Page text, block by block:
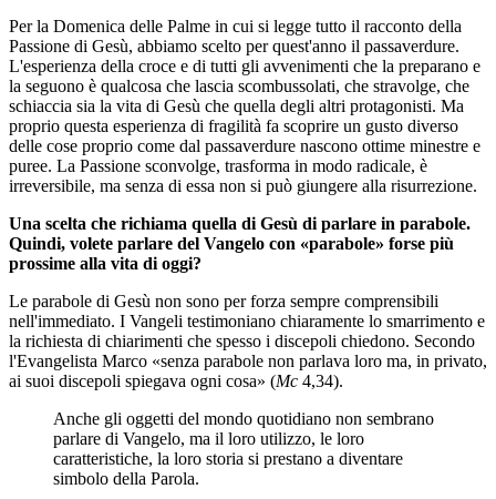
Per la Domenica delle Palme in cui si legge tutto il racconto della
Passione di Gesù, abbiamo scelto per quest'anno il passaverdure.
L'esperienza della croce e di tutti gli avvenimenti che la preparano e
la seguono è qualcosa che lascia scombussolati, che stravolge, che
schiaccia sia la vita di Gesù che quella degli altri protagonisti. Ma
proprio questa esperienza di fragilità fa scoprire un gusto diverso
delle cose proprio come dal passaverdure nascono ottime minestre e
puree. La Passione sconvolge, trasforma in modo radicale, è
irreversibile, ma senza di essa non si può giungere alla risurrezione.
Una scelta che richiama quella di Gesù di parlare in parabole.
Quindi, volete parlare del Vangelo con «parabole» forse più
prossime alla vita di oggi?
Le parabole di Gesù non sono per forza sempre comprensibili
nell'immediato. I Vangeli testimoniano chiaramente lo smarrimento e
la richiesta di chiarimenti che spesso i discepoli chiedono. Secondo
l'Evangelista Marco «senza parabole non parlava loro ma, in privato,
ai suoi discepoli spiegava ogni cosa» (Mc 4,34).
Anche gli oggetti del mondo quotidiano non sembrano
parlare di Vangelo, ma il loro utilizzo, le loro
caratteristiche, la loro storia si prestano a diventare
simbolo della Parola.